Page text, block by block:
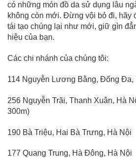
có những món đồ da sử dụng lâu
không còn mới. Đừng vội bỏ đi, hãy
tái tạo chúng lại như mới, giữ gìn
hiệu của bạn.
Các chi nhánh của chúng tôi:
114 Nguyễn Lương Bằng, Đống Đa,
256 Nguyễn Trãi, Thanh Xuân, Hà
300m)
190 Bà Triệu, Hai Bà Trưng, Hà Nội
177 Quang Trung, Hà Đông, Hà Nội